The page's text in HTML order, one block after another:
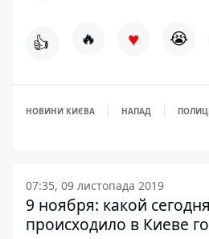
👍 🔥 ♥ 😭
НОВИНИ КИЄВА НАПАД
07:35, 09 листопада 2019
9 ноября: какой
происходило в Киеве